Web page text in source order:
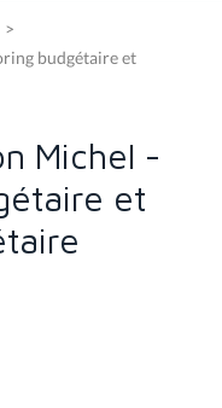
budgétaire et
Michel -
et